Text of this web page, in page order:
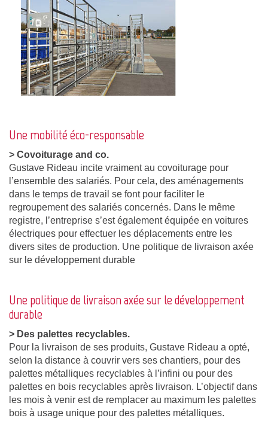
Une mobilité éco-responsable
> Covoiturage and co.
Gustave Rideau incite vraiment au covoiturage pour
l’ensemble des salariés. Pour cela, des aménagements
dans le temps de travail se font pour faciliter le
regroupement des salariés concernés. Dans le même
registre, l’entreprise s’est également équipée en voitures
électriques pour effectuer les déplacements entre les
divers sites de production. Une politique de livraison axée
sur le développement durable
Une politique de livraison axée sur le développement
durable
> Des palettes recyclables.
Pour la livraison de ses produits, Gustave Rideau a opté,
selon la distance à couvrir vers ses chantiers, pour des
palettes métalliques recyclables à l’infini ou pour des
palettes en bois recyclables après livraison. L’objectif dans
les mois à venir est de remplacer au maximum les palettes
bois à usage unique pour des palettes métalliques.